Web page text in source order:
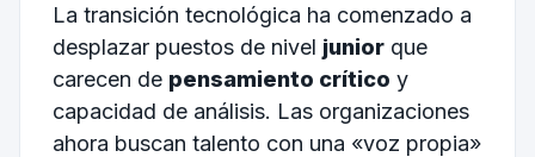
La transición tecnológica ha comenzado a
desplazar puestos de nivel juniorque
carecen de pensamiento crítico y
capacidad de análisis. Las organizaciones
ahora buscan talento con una «voz propia»